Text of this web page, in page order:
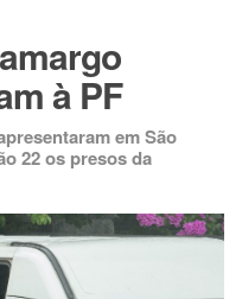
à PF
em São
22 os presos da